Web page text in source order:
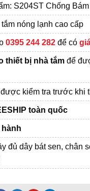
S204ST Chống Bám
nóng lạnh cao cấp
0395 244 282 để có
thiết bị nhà tắm để
kiểm tra trước khi
toàn quốc
hành
đủ dây bát sen, chân